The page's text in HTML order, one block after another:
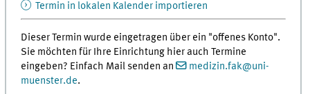
Termin in lokalen Kalender importieren
Dieser Termin wurde eingetragen über ein "offenes Konto".
Sie möchten für Ihre Einrichtung hier auch Termine
eingeben? Einfach Mail senden an
medizin.fak@uni-
muenster.de.